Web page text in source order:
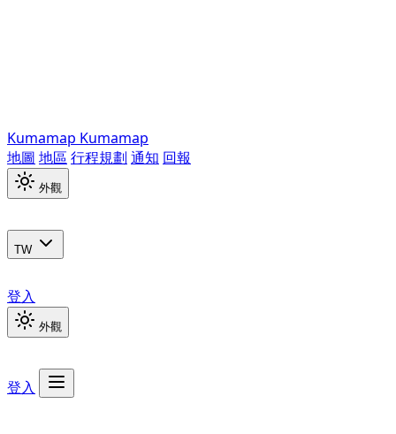
Kumamap Kumamap
地圖 地區 行程規劃 通知 回報
外觀
TW
登入
外觀
登入